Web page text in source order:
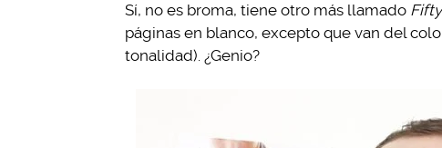
Sí, no es broma, tiene otro más llamado
páginas en blanco, excepto que van del
tonalidad). ¿Genio?